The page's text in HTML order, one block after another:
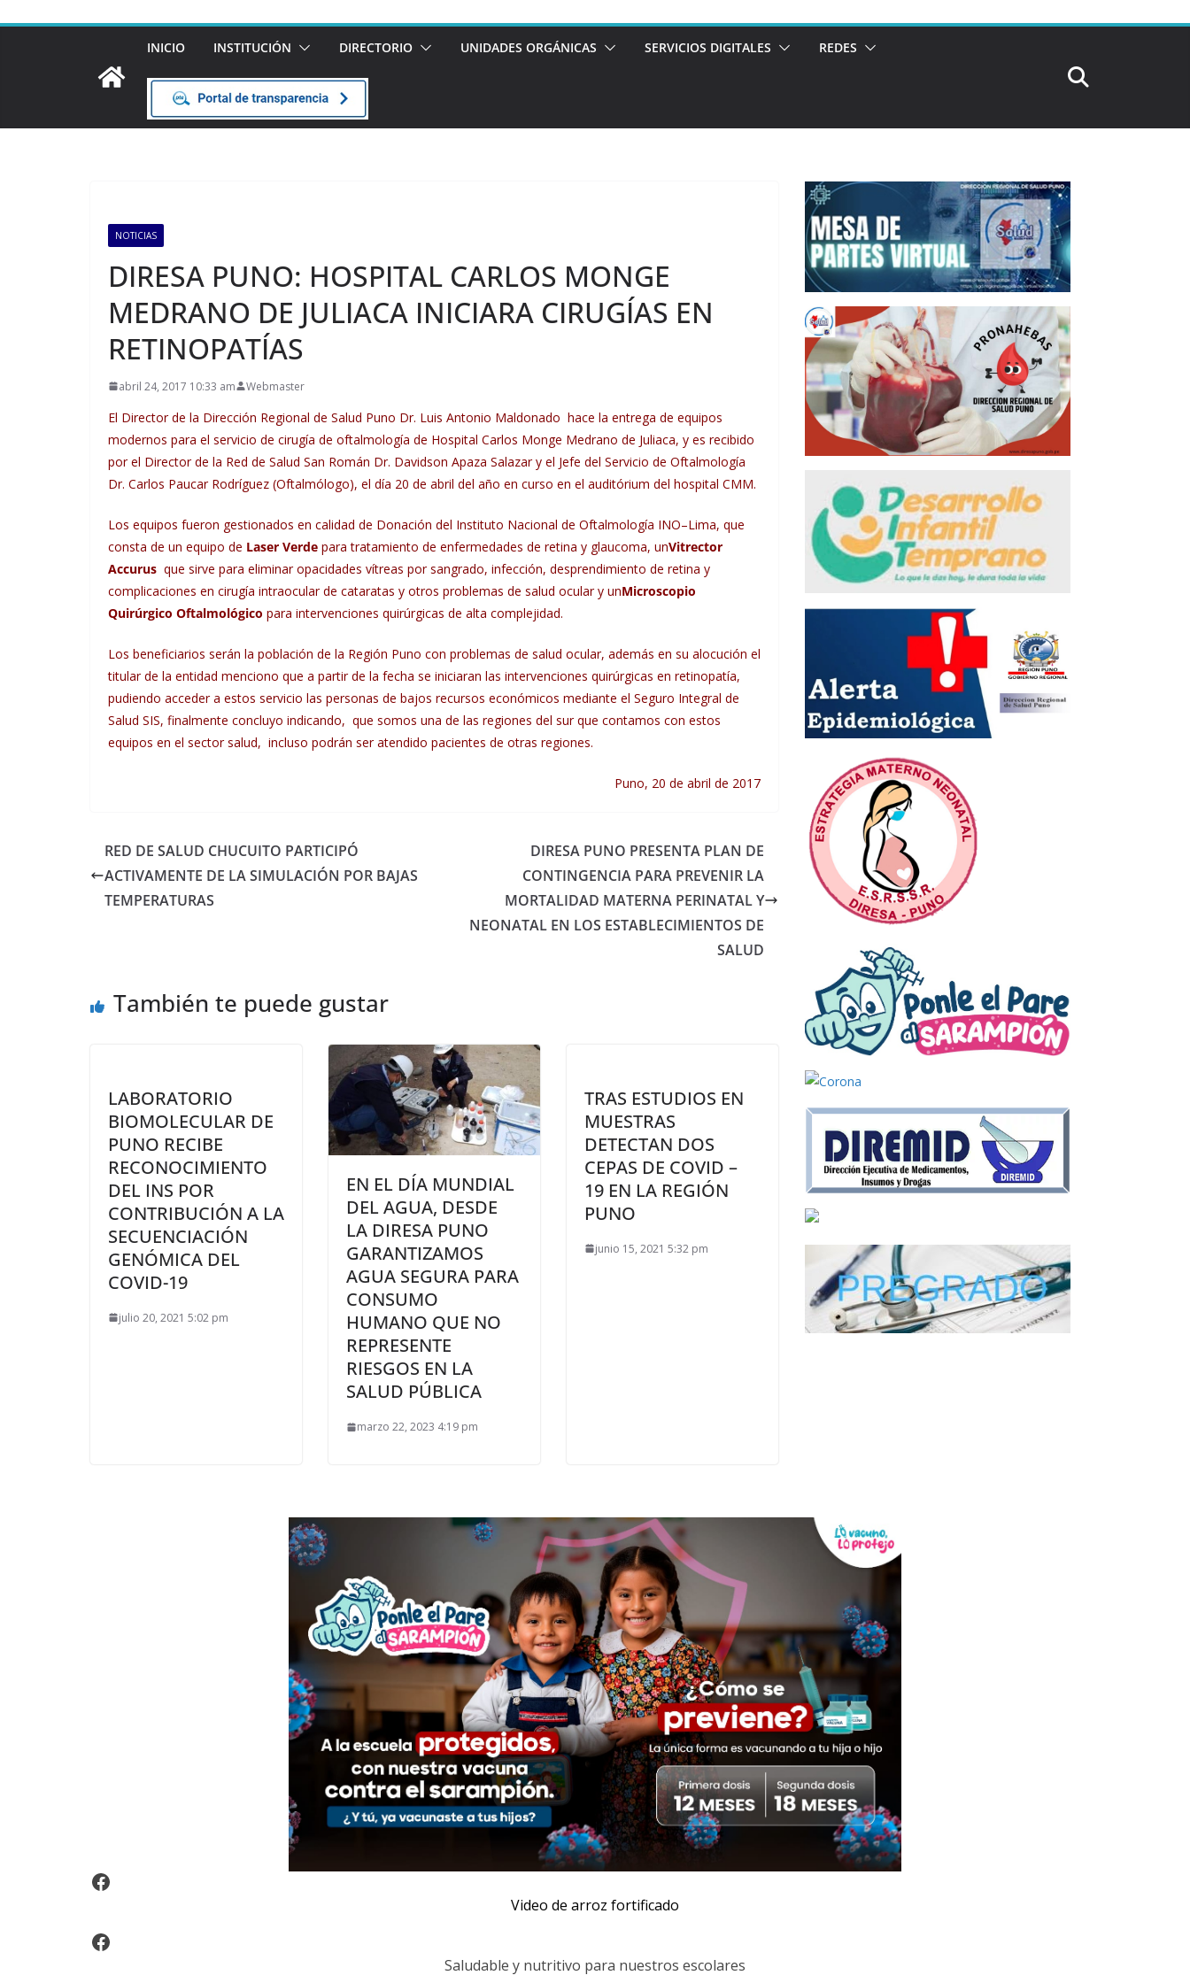
INICIO INSTITUCIÓN DIRECTORIO UNIDADES ORGÁNICAS SERVICIOS DIGITALES REDES
NOTICIAS
DIRESA PUNO: HOSPITAL CARLOS MONGE
MEDRANO DE JULIACA INICIARA CIRUGÍAS EN
RETINOPATÍAS
abril 24, 2017 10:33 am Webmaster
El Director de la Dirección Regional de Salud Puno Dr. Luis Antonio Maldonado hace la entrega de equipos
modernos para el servicio de cirugía de oftalmología de Hospital Carlos Monge Medrano de Juliaca, y es recibido
por el Director de la Red de Salud San Román Dr. Davidson Apaza Salazar y el Jefe del Servicio de Oftalmología
Dr. Carlos Paucar Rodríguez (Oftalmólogo), el día 20 de abril del año en curso en el auditórium del hospital CMM.
Los equipos fueron gestionados en calidad de Donación del Instituto Nacional de Oftalmología INO–Lima, que
consta de un equipo de Laser Verde para tratamiento de enfermedades de retina y glaucoma, unVitrector
Accurus que sirve para eliminar opacidades vítreas por sangrado, infección, desprendimiento de retina y
complicaciones en cirugía intraocular de cataratas y otros problemas de salud ocular y unMicroscopio
Quirúrgico Oftalmológico para intervenciones quirúrgicas de alta complejidad.
Los beneficiarios serán la población de la Región Puno con problemas de salud ocular, además en su alocución el
titular de la entidad menciono que a partir de la fecha se iniciaran las intervenciones quirúrgicas en retinopatía,
pudiendo acceder a estos servicio las personas de bajos recursos económicos mediante el Seguro Integral de
Salud SIS, finalmente concluyo indicando, que somos una de las regiones del sur que contamos con estos
equipos en el sector salud, incluso podrán ser atendido pacientes de otras regiones.
Puno, 20 de abril de 2017
RED DE SALUD CHUCUITO PARTICIPÓ
ACTIVAMENTE DE LA SIMULACIÓN POR BAJAS
TEMPERATURAS
DIRESA PUNO PRESENTA PLAN DE
CONTINGENCIA PARA PREVENIR LA
MORTALIDAD MATERNA PERINATAL Y
NEONATAL EN LOS ESTABLECIMIENTOS DE
SALUD
También te puede gustar
LABORATORIO
BIOMOLECULAR DE
PUNO RECIBE
RECONOCIMIENTO
DEL INS POR
CONTRIBUCIÓN A LA
SECUENCIACIÓN
GENÓMICA DEL
COVID-19
julio 20, 2021 5:02 pm
EN EL DÍA MUNDIAL
DEL AGUA, DESDE
LA DIRESA PUNO
GARANTIZAMOS
AGUA SEGURA PARA
CONSUMO
HUMANO QUE NO
REPRESENTE
RIESGOS EN LA
SALUD PÚBLICA
marzo 22, 2023 4:19 pm
TRAS ESTUDIOS EN
MUESTRAS
DETECTAN DOS
CEPAS DE COVID –
19 EN LA REGIÓN
PUNO
junio 15, 2021 5:32 pm
Video Arroz Fortificado
Video de arroz fortificado
Facebook
Saludable y nutritivo para nuestros escolares